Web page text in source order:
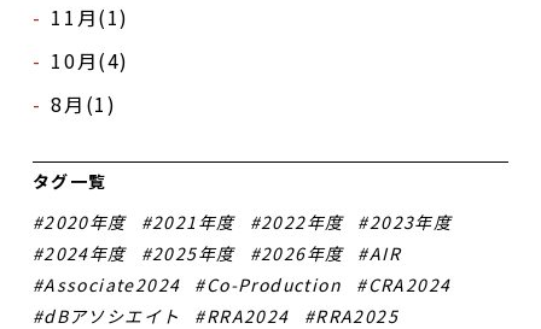
11月(1)
10月(4)
8月(1)
タグ一覧
2020年度
2021年度 2022年度
2023年度
2024年度
2025年度 2026年度
AIR
Associate2024
Co-Production
CRA2024
dBアソシエイト
RRA2024
RRA2025